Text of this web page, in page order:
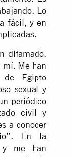
Lo
fácil, y en
difamado.
mí. Me han
de Egipto
sexual y
periódico
civil y
a conocer
En la
y me han